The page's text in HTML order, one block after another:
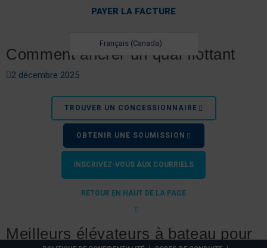
Comment ancrer un quai flottant
2 décembre 2025
Meilleurs élévateurs à bateau pour
PAYER LA FACTURE
Français (Canada)
TROUVER UN CONCESSIONNAIRE
OBTENIR UNE SOUMISSION
INSCRIVEZ-VOUS AUX COURRIELS
RETOUR EN HAUT DE LA PAGE